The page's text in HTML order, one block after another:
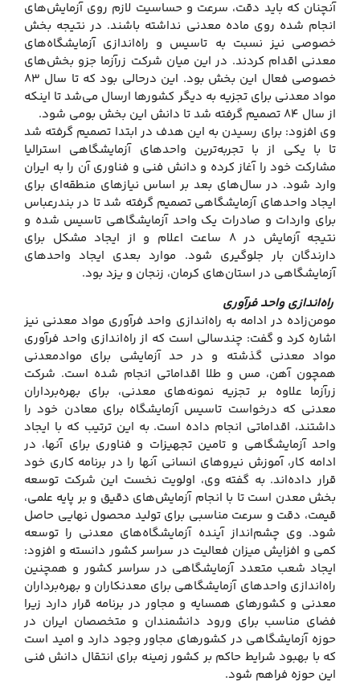
آنچنان که باید دقت، سرعت و حساسیت لازم روی آزمایش‌های
انجام شده روی ماده معدنی نداشته باشند. در نتیجه بخش
خصوصی نیز نسبت به تاسیس و راه‌اندازی آزمایشگاه‌های
معدنی اقدام کردند. در این میان شرکت زرآزما جزو بخش‌های
خصوصی فعال این بخش بود. این درحالی بود که تا سال ۸۳
مواد معدنی برای تجزیه به دیگر کشورها ارسال می‌شد تا اینکه
از سال ۸۴ تصمیم گرفته شد تا دانش این بخش بومی شود.
وی افزود: برای رسیدن به این هدف در ابتدا تصمیم گرفته شد
تا با یکی از با تجربه‌ترین واحدهای آزمایشگاهی استرالیا
مشارکت خود را آغاز کرده و دانش فنی و فناوری آن را به ایران
وارد شود. در سال‌های بعد بر اساس نیازهای منطقه‌ای برای
ایجاد واحدهای آزمایشگاهی تصمیم گرفته شد تا در بندرعباس
برای واردات و صادرات یک واحد آزمایشگاهی تاسیس شده و
نتیجه آزمایش در ۸ ساعت اعلام و از ایجاد مشکل برای
دارندگان بار جلوگیری شود. موارد بعدی ایجاد واحدهای
آزمایشگاهی در استان‌های کرمان، زنجان و یزد بود.
راه‌اندازی واحد فرآوری
مومن‌زاده در ادامه به راه‌اندازی واحد فرآوری مواد معدنی نیز
اشاره کرد و گفت: چندسالی است که از راه‌اندازی واحد فرآوری
مواد معدنی گذشته و در حد آزمایشی برای موادمعدنی
همچون آهن، مس و طلا اقداماتی انجام شده است. شرکت
زرآزما علاوه بر تجزیه نمونه‌های معدنی، برای بهره‌برداران
معدنی که درخواست تاسیس آزمایشگاه برای معادن خود را
داشتند، اقداماتی انجام داده است. به این ترتیب که با ایجاد
واحد آزمایشگاهی و تامین تجهیزات و فناوری برای آنها، در
ادامه کار، آموزش نیروهای انسانی آنها را در برنامه کاری خود
قرار داده‌اند. به گفته وی، اولویت نخست این شرکت توسعه
بخش معدن است تا با انجام آزمایش‌های دقیق و بر پایه علمی،
قیمت، دقت و سرعت مناسبی برای تولید محصول نهایی حاصل
شود. وی چشم‌انداز آینده آزمایشگاه‌های معدنی را توسعه
کمی و افزایش میزان فعالیت در سراسر کشور دانسته و افزود:
ایجاد شعب متعدد آزمایشگاهی در سراسر کشور و همچنین
راه‌اندازی واحدهای آزمایشگاهی برای معدنکاران و بهره‌برداران
معدنی و کشورهای همسایه و مجاور در برنامه قرار دارد زیرا
فضای مناسب برای ورود دانشمندان و متخصصان ایران در
حوزه آزمایشگاهی در کشورهای مجاور وجود دارد و امید است
که با بهبود شرایط حاکم بر کشور زمینه برای انتقال دانش فنی
این حوزه فراهم شود.